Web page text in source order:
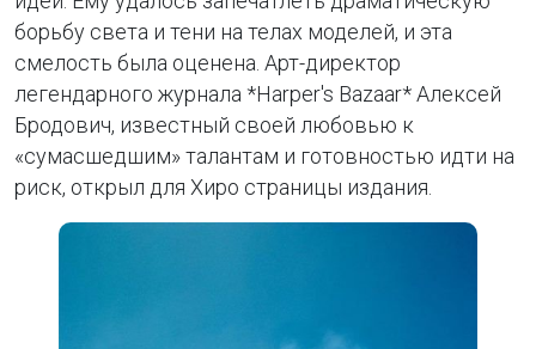
борьбу света и тени на телах моделей, и эта
смелость была оценена. Арт-директор
легендарного журнала *Harper's Bazaar* Алексей
Бродович, известный своей любовью к
«сумасшедшим» талантам и готовностью идти на
риск, открыл для Хиро страницы издания.